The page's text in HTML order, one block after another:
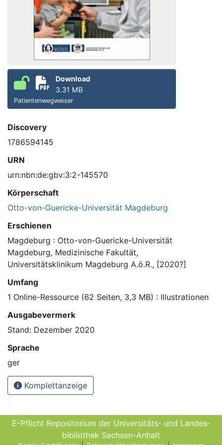
Download
3.31 MB
Patientenwegweiser
Discovery
1786594145
URN
urn:nbn:de:gbv:3:2-145570
Körperschaft
Otto-von-Guericke-Universität Magdeburg
Erschienen
Magdeburg : Otto-von-Guericke-Universität
Magdeburg, Medizinische Fakultät,
Universitätsklinikum Magdeburg A.ö.R., [2020?]
Umfang
1 Online-Ressource (62 Seiten, 3,3 MB) : Illustrationen
Ausgabevermerk
Stand: Dezember 2020
Sprache
ger
Komplettanzeige
E-Pflicht Repositorium der Universitäts- und Landes­
bibliothek Sachsen-Anhalt